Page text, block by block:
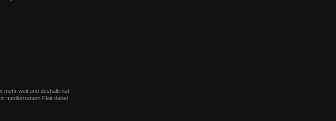
mehr weit und deshalb hat
mediterranem Flair dabei